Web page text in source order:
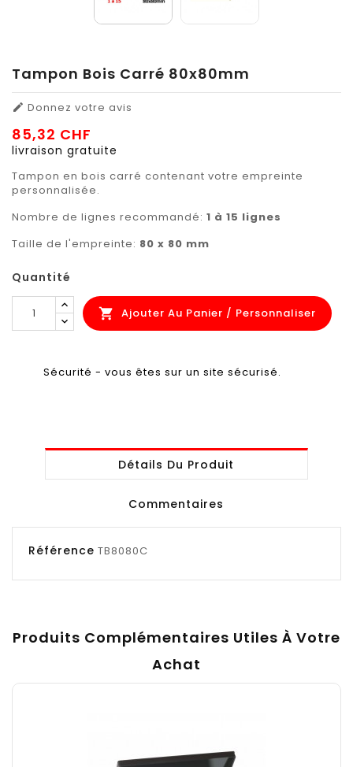
Tampon Bois Carré 80x80mm
 Donnez votre avis
85,32 CHF
livraison gratuite
Tampon en bois carré contenant votre empreinte
personnalisée.
Nombre de lignes recommandé: 1 à 15 lignes
Taille de l'empreinte: 80 x 80 mm
Quantité
 Ajouter Au Panier / Personnaliser
Sécurité - vous êtes sur un site sécurisé.
Détails Du Produit
Commentaires
Référence TB8080C
Produits Complémentaires Utiles À Votre
Achat